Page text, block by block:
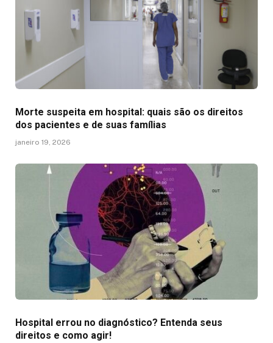
Morte suspeita em hospital: quais são os direitos
dos pacientes e de suas famílias
janeiro 19, 2026
Hospital errou no diagnóstico? Entenda seus
direitos e como agir!